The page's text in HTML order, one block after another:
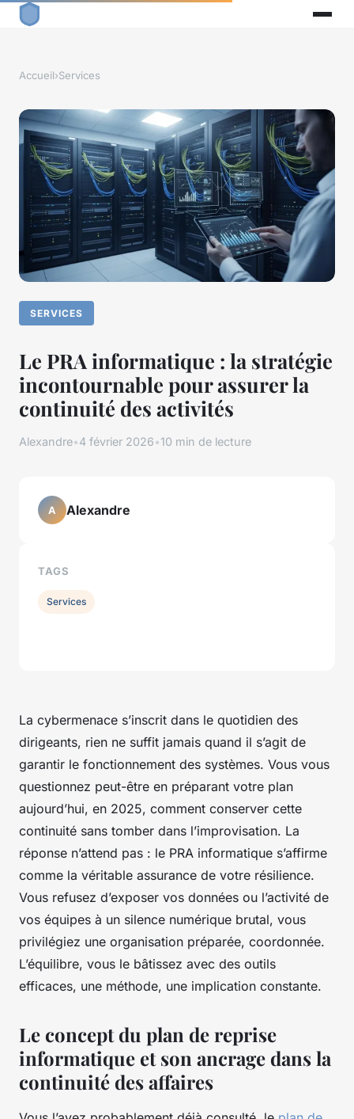
Accueil›Services
SERVICES
Le PRA informatique : la stratégie
incontournable pour assurer la
continuité des activités
Alexandre•4 février 2026•10 min de lecture
La cybermenace s’inscrit dans le quotidien des
dirigeants, rien ne suffit jamais quand il s’agit de
garantir le fonctionnement des systèmes. Vous vous
questionnez peut-être en préparant votre plan
aujourd’hui, en 2025, comment conserver cette
continuité sans tomber dans l’improvisation. La
réponse n’attend pas : le PRA informatique s’affirme
comme la véritable assurance de votre résilience.
Vous refusez d’exposer vos données ou l’activité de
vos équipes à un silence numérique brutal, vous
privilégiez une organisation préparée, coordonnée.
L’équilibre, vous le bâtissez avec des outils
efficaces, une méthode, une implication constante.
Le concept du plan de reprise
informatique et son ancrage dans la
continuité des affaires
A Alexandre
TAGS
Services